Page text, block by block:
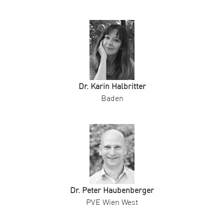
Dr. Karin Halbritter
Baden
Dr. Peter Haubenberger
PVE Wien West